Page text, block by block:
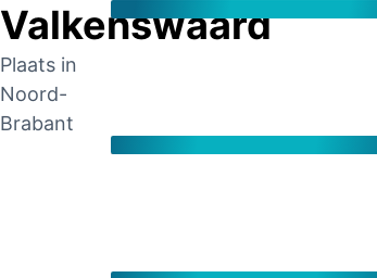
Valkenswaard
Plaats in
Noord-
Brabant